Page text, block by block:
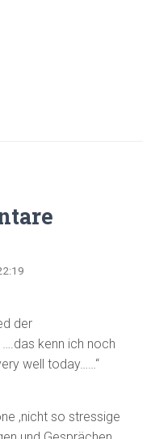
der
kenn ich noch
well today……“
,nicht so stressige